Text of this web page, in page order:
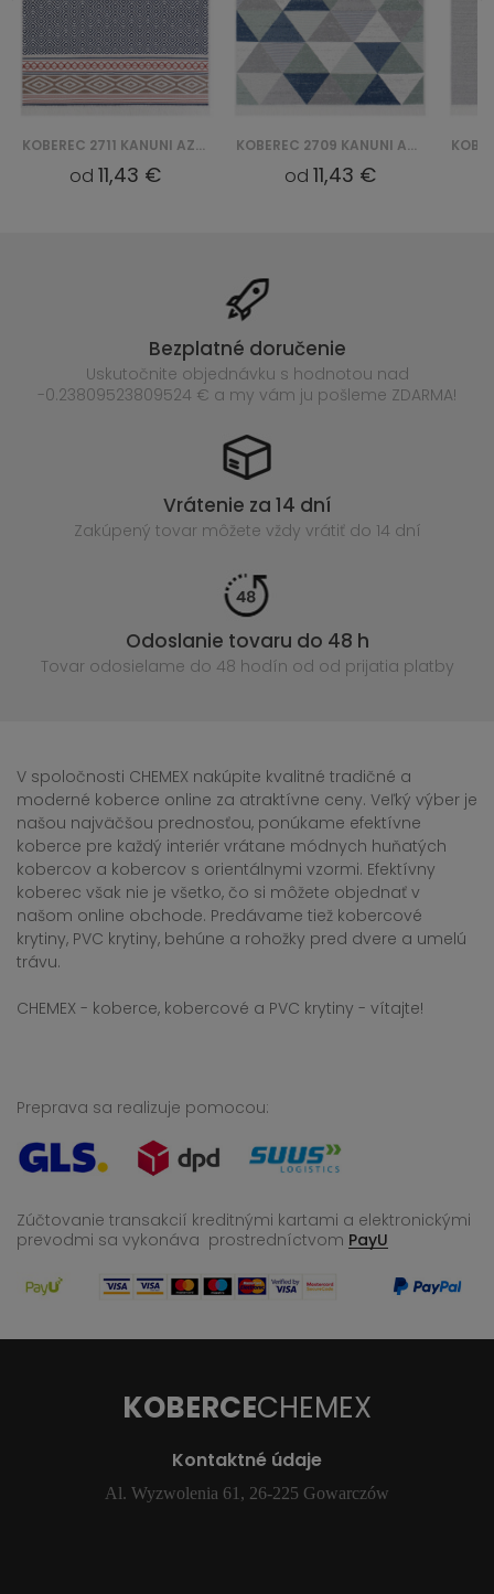
KOBEREC 2711 KANUNI AZTECA BAWEŁNIANY
od11,43 €
KOBEREC 2709 KANUNI AZTECA BAWEŁNIANY
od 11,43 €
Bezplatné doručenie
Uskutočnite objednávku s hodnotou nad
-0.23809523809524 € a my vám ju pošleme ZDARMA!
Vrátenie za 14 dní
Zakúpený tovar môžete vždy vrátiť do 14 dní
Odoslanie tovaru do 48 h
Tovar odosielame do 48 hodín od od prijatia platby
V spoločnosti CHEMEX nakúpite kvalitné tradičné a
moderné koberce online za atraktívne ceny. Veľký výber je
našou najväčšou prednosťou, ponúkame efektívne
koberce pre každý interiér vrátane módnych huňatých
kobercov a kobercov s orientálnymi vzormi. Efektívny
koberec však nie je všetko, čo si môžete objednať v
našom online obchode. Predávame tiež kobercové
krytiny, PVC krytiny, behúne a rohožky pred dvere a umelú
trávu.
CHEMEX - koberce, kobercové a PVC krytiny - vítajte!
Preprava sa realizuje pomocou:
Zúčtovanie transakcií kreditnými kartami a elektronickými
prevodmi sa vykonáva prostredníctvom PayU
KOBERCECHEMEX
Kontaktné údaje
Al. Wyzwolenia 61, 26-225 Gowarczów